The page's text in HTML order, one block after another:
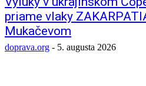
priame vlaky
Mukačevom
doprava.org - 5. augusta 2026